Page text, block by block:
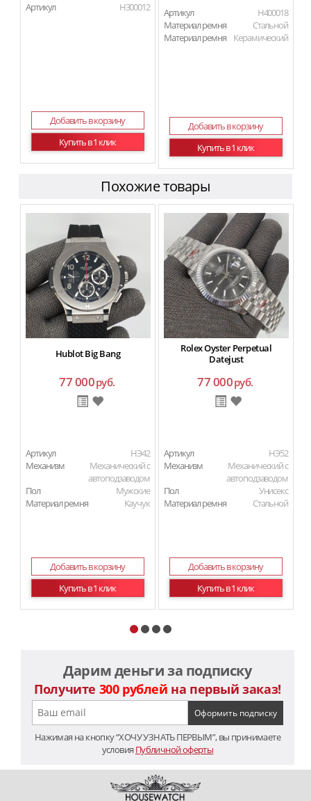
Артикул H300012
Добавить в корзину
Купить в 1 клик
Артикул
H400018
Материал ремня
Стальной
Материал ремня
Керамический
Добавить в корзину
Купить в 1 клик
Похожие товары
Hublot Big Bang
77 000руб.
Артикул
HЭ42
Механизм
Механический с
автоподзаводом
Пол
Мужские
Материал ремня
Каучук
Добавить в корзину
Купить в 1 клик
Rolex Oyster Perpetual
Datejust
77 000руб.
Артикул
HЭ52
Механизм
Механический с
автоподзаводом
Пол
Унисекс
Материал ремня
Стальной
Добавить в корзину
Купить в 1 клик
Дарим деньги за подписку
Получите 300 рублей на первый заказ!
Нажимая на кнопку “ХОЧУ УЗНАТЬ ПЕРВЫМ”, вы принимаете
условия Публичной оферты